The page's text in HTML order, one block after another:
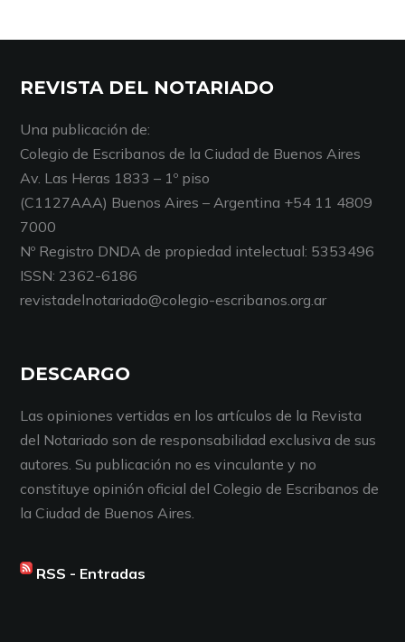
REVISTA DEL NOTARIADO
Una publicación de:
Colegio de Escribanos de la Ciudad de Buenos Aires
Av. Las Heras 1833 – 1º piso
(C1127AAA) Buenos Aires – Argentina +54 11 4809
7000
Nº Registro DNDA de propiedad intelectual: 5353496
ISSN: 2362-6186
revistadelnotariado@colegio-escribanos.org.ar
DESCARGO
Las opiniones vertidas en los artículos de la Revista
del Notariado son de responsabilidad exclusiva de sus
autores. Su publicación no es vinculante y no
constituye opinión oficial del Colegio de Escribanos de
la Ciudad de Buenos Aires.
RSS - Entradas